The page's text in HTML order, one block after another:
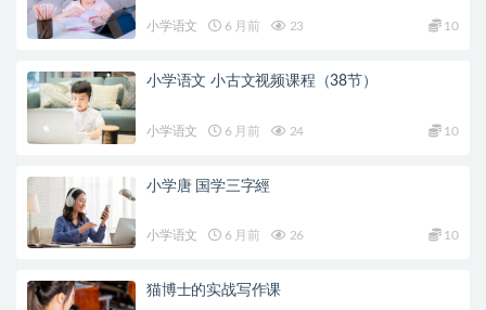
小学语文 6 月前 23 10
小学语文 小古文视频课程（38节）
小学语文 6 月前 24 10
小学唐 国学三字經
小学语文 6 月前 26 10
猫博士的实战写作课